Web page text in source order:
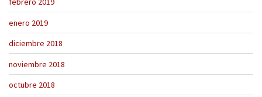
enero 2019
diciembre 2018
noviembre 2018
octubre 2018